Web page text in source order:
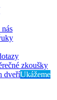
zkoušky
dveříUkážeme